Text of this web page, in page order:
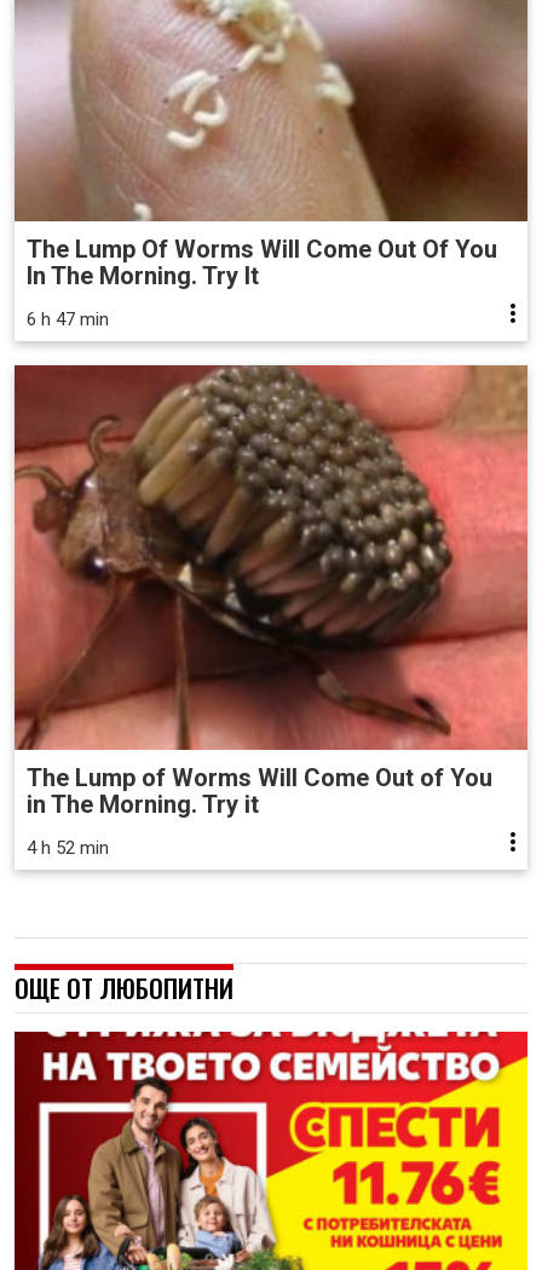
The Lump Of Worms Will Come Out Of You
In The Morning. Try It
6 h 47 min
The Lump of Worms Will Come Out of You
in The Morning. Try it
4 h 52 min
ОЩЕ ОТ ЛЮБОПИТНИ